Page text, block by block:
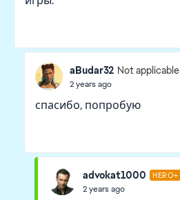
aBudar32 Not applicable
2 years ago
спасибо, попробую
advokat1000 HERO+
2 years ago